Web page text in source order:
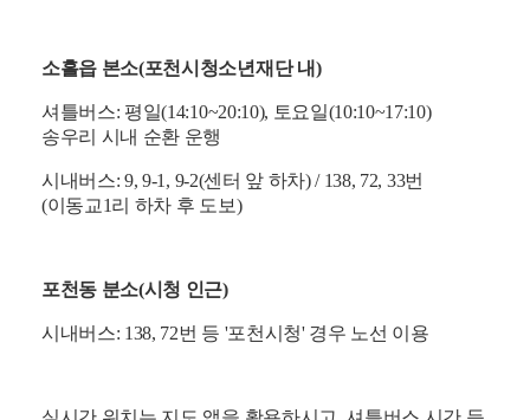
소흘읍 본소(포천시청소년재단 내)
셔틀버스: 평일(14:10~20:10), 토요일(10:10~17:10)
송우리 시내 순환 운행
시내버스: 9, 9-1, 9-2(센터 앞 하차) / 138, 72, 33번
(이동교1리 하차 후 도보)
포천동 분소(시청 인근)
시내버스: 138, 72번 등 '포천시청' 경우 노선 이용